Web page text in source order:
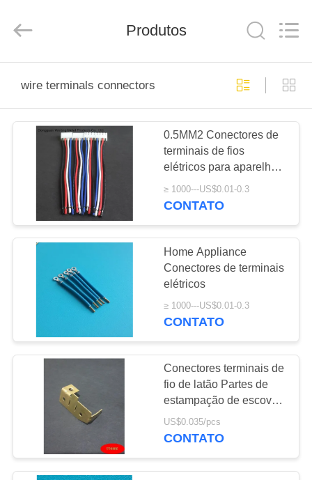
CASA
PRODUTOS
VÍDEOS
SOBRE
NÓS
VISITA
FÁBRICA
CONTROLE
QUALIDADE
CONTACTE-
.,LTD..
Produtos
wire terminals connectors
0.5MM2 Conectores de
terminais de fios
elétricos para aparelhos
eletrónicos domésticos
≥ 1000---US$0.01-0.3
CONTATO
Home Appliance
Conectores de terminais
elétricos
≥ 1000---US$0.01-0.3
CONTATO
Conectores terminais de
fio de latão Partes de
estampação de escovas
de carbono para ar
condicionado
US$0.035/pcs
CONTATO